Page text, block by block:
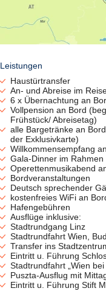
Mahlzeiten:
Frühstücksbuffet,
Reederei:
CroisiEurope
feste Sitzplätze
Trinkgeld:
freiwillig und nach
Zahlungsmittel:
gängige Kreditkarten,
MasterCard-Logo)
Getränke inklusive:
Von 9 Uhr - 23 Uhr:
Wein (8 offene Weine zur
Bier
Wasser
Softgetränke
Kaffeespezialitäten
Bargetränke
Leistungen
Haustürtransfer
An- und Abreise im
6 x Übernachtung an
Vollpension an Bord
Frühstück/ Abreisetag)
alle Bargetränke an
der Exklusivkarte)
Willkommensempfang
Gala-Dinner im Rahmen
Operettenmusikabend
Bordveranstaltungen
Deutsch sprechender
kostenfreies WiFi an
Hafengebühren
Ausflüge inklusive:
Stadtrundgang Linz
Stadtrundfahrt Wien,
Transfer ins
Eintritt u. Führung
Stadtrundfahrt „Wien bei
Puszta-Ausflug mit
Eintritt u. Führung Stift